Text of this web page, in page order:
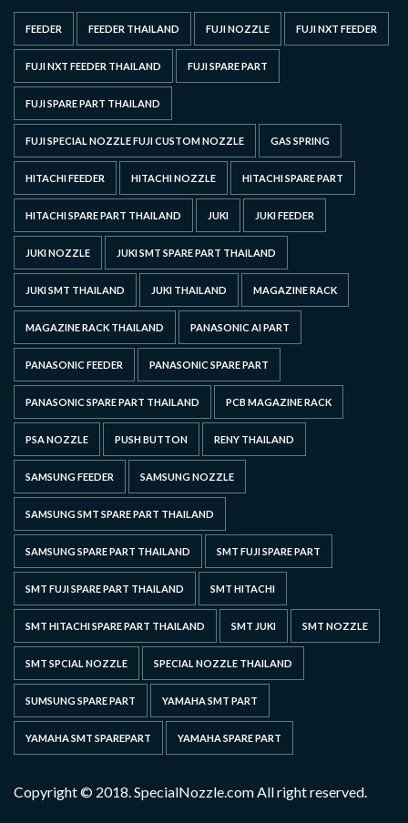
FEEDER FEEDER THAILAND FUJI NOZZLE FUJI NXT FEEDER
FUJI NXT FEEDER THAILAND FUJI SPARE PART
FUJI SPARE PART THAILAND
FUJI SPECIAL NOZZLE FUJI CUSTOM NOZZLE GAS SPRING
HITACHI FEEDER HITACHI NOZZLE HITACHI SPARE PART
HITACHI SPARE PART THAILAND JUKI JUKI FEEDER
JUKI NOZZLE JUKI SMT SPARE PART THAILAND
JUKI SMT THAILAND JUKI THAILAND MAGAZINE RACK
MAGAZINE RACK THAILAND PANASONIC AI PART
PANASONIC FEEDER PANASONIC SPARE PART
PANASONIC SPARE PART THAILAND PCB MAGAZINE RACK
PSA NOZZLE PUSH BUTTON RENY THAILAND
SAMSUNG FEEDER SAMSUNG NOZZLE
SAMSUNG SMT SPARE PART THAILAND
SAMSUNG SPARE PART THAILAND SMT FUJI SPARE PART
SMT FUJI SPARE PART THAILAND SMT HITACHI
SMT HITACHI SPARE PART THAILAND SMT JUKI SMT NOZZLE
SMT SPCIAL NOZZLE SPECIAL NOZZLE THAILAND
SUMSUNG SPARE PART YAMAHA SMT PART
YAMAHA SMT SPAREPART YAMAHA SPARE PART
Copyright © 2018. SpecialNozzle.com All right reserved.